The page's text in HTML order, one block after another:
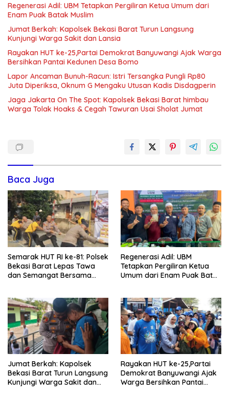
Regenerasi Adil: UBM Tetapkan Pergiliran Ketua Umum dari
Enam Puak Batak Muslim
Jumat Berkah: Kapolsek Bekasi Barat Turun Langsung
Kunjungi Warga Sakit dan Lansia
Rayakan HUT ke-25,Partai Demokrat Banyuwangi Ajak Warga
Bersihkan Pantai Kedunen Desa Bomo
Lapor Ancaman Bunuh-Racun: Istri Tersangka Pungli Rp80
Juta Diperiksa, Oknum G Mengaku Utusan Kadis Disdagperin
Jaga Jakarta On The Spot: Kapolsek Bekasi Barat himbau
Warga Tolak Hoaks & Cegah Tawuran Usai Sholat Jumat
Baca Juga
Semarak HUT RI ke-81: Polsek
Bekasi Barat Lepas Tawa
dan Semangat Bersama
Regenerasi Adil: UBM
Tetapkan Pergiliran Ketua
Umum dari Enam Puak Batak
Jumat Berkah: Kapolsek
Bekasi Barat Turun Langsung
Kunjungi Warga Sakit dan
Rayakan HUT ke-25,Partai
Demokrat Banyuwangi Ajak
Warga Bersihkan Pantai